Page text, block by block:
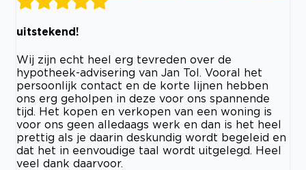
uitstekend!
Wij zijn echt heel erg tevreden over de
hypotheek-advisering van Jan Tol. Vooral het
persoonlijk contact en de korte lijnen hebben
ons erg geholpen in deze voor ons spannende
tijd. Het kopen en verkopen van een woning is
voor ons geen alledaags werk en dan is het heel
prettig als je daarin deskundig wordt begeleid en
dat het in eenvoudige taal wordt uitgelegd. Heel
veel dank daarvoor.